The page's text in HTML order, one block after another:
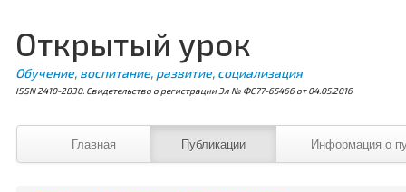
Открытый урок
Обучение, воспитание, развитие, социализация
ISSN 2410-2830. Свидетельство о регистрации Эл № ФС77-65466 от 04.05.2016
Главная Публикации Информация о